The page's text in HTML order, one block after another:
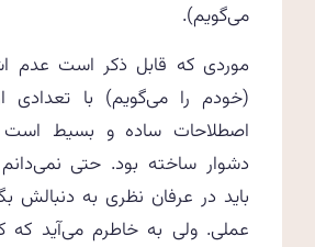
می‌گویم).
موردی که قابل ذکر است عدم
(خودم را می‌گویم) با تعدادی
اصطلاحات ساده و بسیط است
دشوار ساخته بود. حتی
باید در عرفان نظری به دنبالش
عملی. ولی به خاطرم می‌آید که